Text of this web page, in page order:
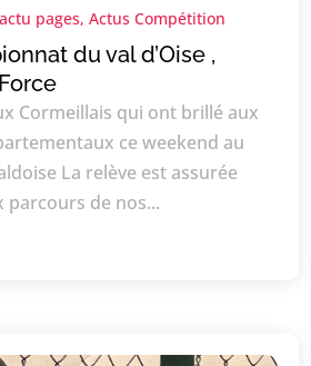
du val d’Oise ,
pages,Actus Compétition
Cormeillais qui ont brillé aux
ce weekend au
La relève est assurée
parcours de nos...